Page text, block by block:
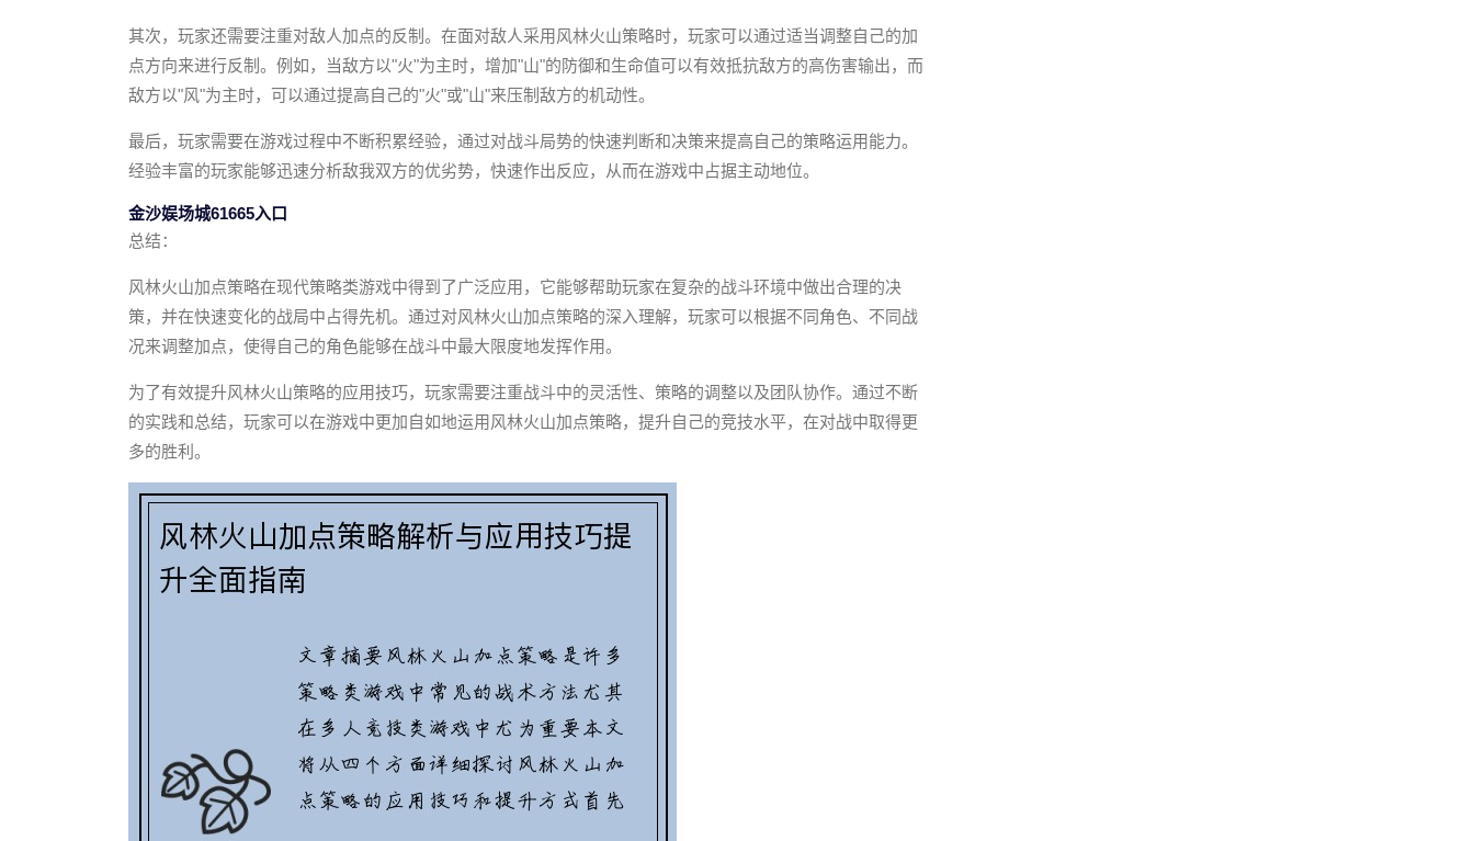
其次，玩家还需要注重对敌人加点的反制。在面对敌人采用风林火山策略时，玩家可以通过适当调整自己的加
点方向来进行反制。例如，当敌方以"火"为主时，增加"山"的防御和生命值可以有效抵抗敌方的高伤害输出，而
敌方以"风"为主时，可以通过提高自己的"火"或"山"来压制敌方的机动性。
最后，玩家需要在游戏过程中不断积累经验，通过对战斗局势的快速判断和决策来提高自己的策略运用能力。
经验丰富的玩家能够迅速分析敌我双方的优劣势，快速作出反应，从而在游戏中占据主动地位。
金沙娱场城61665入口
总结：
风林火山加点策略在现代策略类游戏中得到了广泛应用，它能够帮助玩家在复杂的战斗环境中做出合理的决
策，并在快速变化的战局中占得先机。通过对风林火山加点策略的深入理解，玩家可以根据不同角色、不同战
况来调整加点，使得自己的角色能够在战斗中最大限度地发挥作用。
为了有效提升风林火山策略的应用技巧，玩家需要注重战斗中的灵活性、策略的调整以及团队协作。通过不断
的实践和总结，玩家可以在游戏中更加自如地运用风林火山加点策略，提升自己的竞技水平，在对战中取得更
多的胜利。